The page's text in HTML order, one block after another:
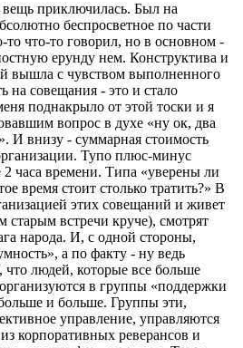
вещь приключилась. Был на
беспросветное по части
то что-то говорил, но в основном -
ерунду нем. Конструктива и
вышла с чувством выполненного
на совещания - это и стало
поднакрыло от этой тоски и я
вопрос в духе «ну ок, два
И внизу - суммарная стоимость
Тупо плюс-минус
часа времени. Типа «уверены ли
время стоит столько тратить?» В
этих совещаний и живет
старым встречи круче), смотрят
народа. И, с одной стороны,
а по факту - ну ведь
людей, которые все больше
в группы «поддержки
и больше. Группы эти,
управление, управляются
корпоративных реверансов и